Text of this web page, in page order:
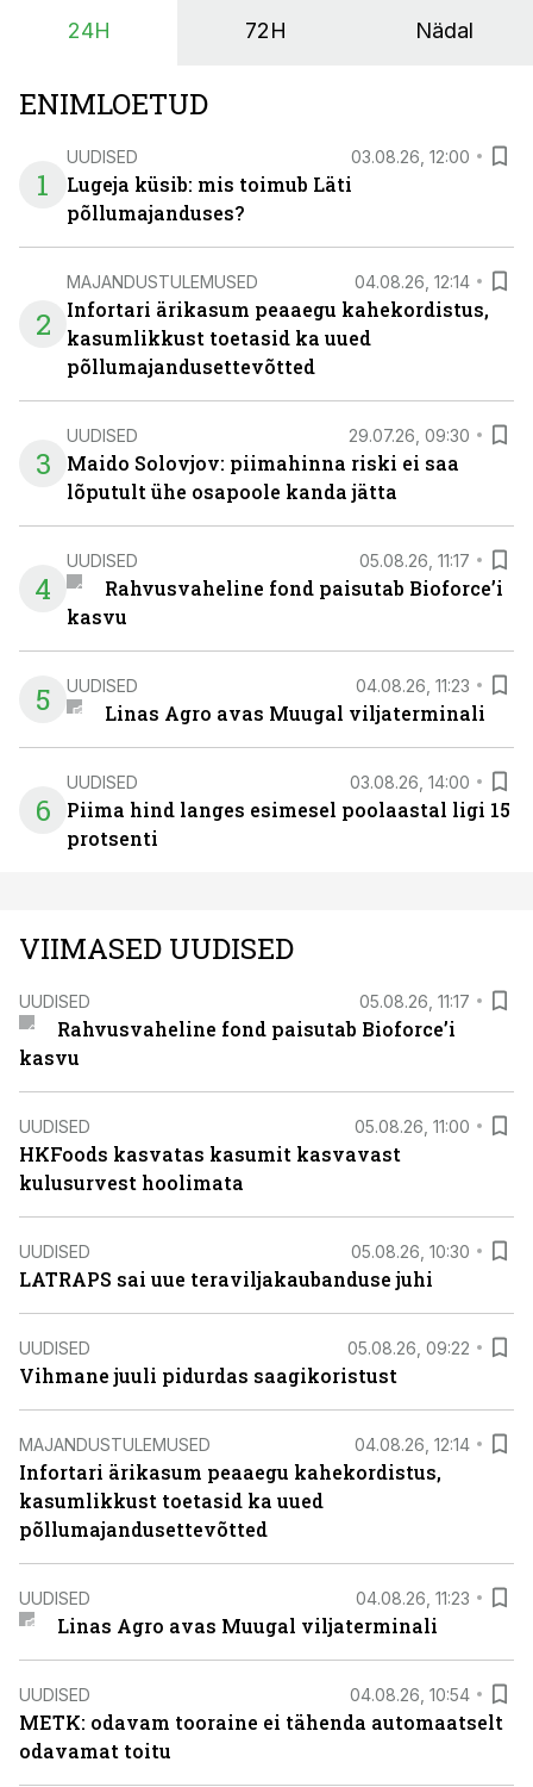
24H 72H Nädal
ENIMLOETUD
1
UUDISED 03.08.26, 12:00
Lugeja küsib: mis toimub Läti
põllumajanduses?
2
MAJANDUSTULEMUSED 04.08.26, 12:14
Infortari ärikasum peaaegu kahekordistus,
kasumlikkust toetasid ka uued
põllumajandusettevõtted
3
UUDISED 29.07.26, 09:30
Maido Solovjov: piimahinna riski ei saa
lõputult ühe osapoole kanda jätta
4
UUDISED 05.08.26, 11:17
Rahvusvaheline fond paisutab Bioforce’i
kasvu
5 UUDISED 04.08.26, 11:23
Linas Agro avas Muugal viljaterminali
6
UUDISED 03.08.26, 14:00
Piima hind langes esimesel poolaastal ligi 15
protsenti
VIIMASED UUDISED
UUDISED 05.08.26, 11:17
Rahvusvaheline fond paisutab Bioforce’i
kasvu
UUDISED 05.08.26, 11:00
HKFoods kasvatas kasumit kasvavast
kulusurvest hoolimata
UUDISED 05.08.26, 10:30
LATRAPS sai uue teraviljakaubanduse juhi
UUDISED 05.08.26, 09:22
Vihmane juuli pidurdas saagikoristust
MAJANDUSTULEMUSED 04.08.26, 12:14
Infortari ärikasum peaaegu kahekordistus,
kasumlikkust toetasid ka uued
põllumajandusettevõtted
UUDISED 04.08.26, 11:23
Linas Agro avas Muugal viljaterminali
UUDISED 04.08.26, 10:54
METK: odavam tooraine ei tähenda automaatselt
odavamat toitu